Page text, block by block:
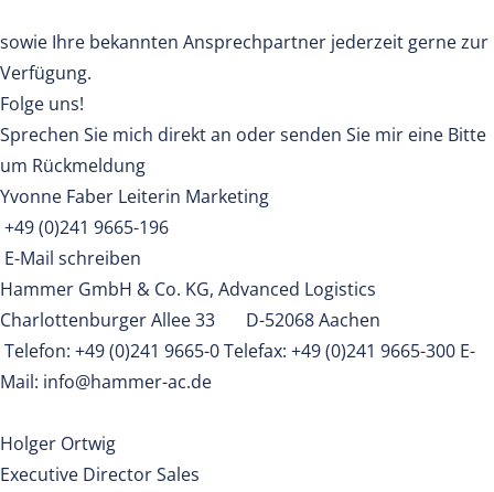
sowie Ihre bekannten Ansprechpartner jederzeit gerne zur
Verfügung.
Folge uns!
Sprechen Sie mich direkt an oder senden Sie mir eine Bitte
um Rückmeldung
Yvonne Faber Leiterin Marketing
+49 (0)241 9665-196
E-Mail schreiben
Hammer GmbH & Co. KG, Advanced Logistics
Charlottenburger Allee 33 D-52068 Aachen
Telefon: +49 (0)241 9665-0 Telefax: +49 (0)241 9665-300 E-
Mail: info@hammer-ac.de
Holger Ortwig
Executive Director Sales